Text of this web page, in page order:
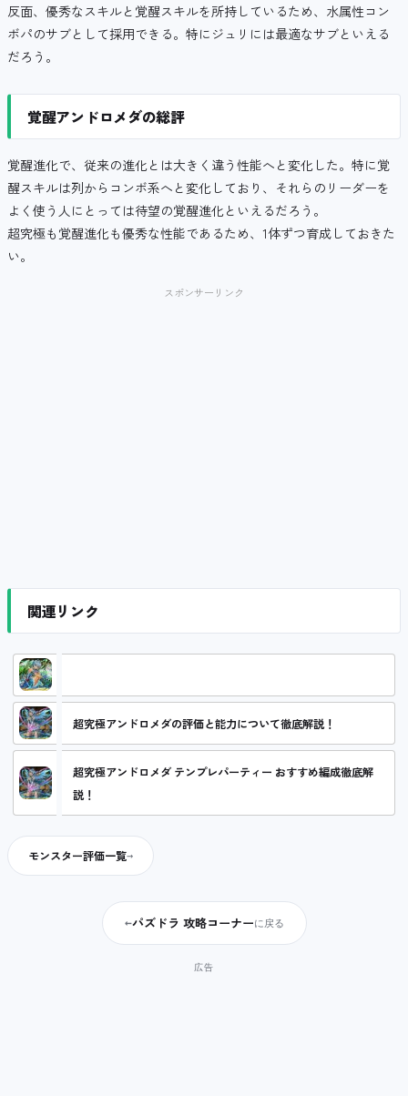
反面、優秀なスキルと覚醒スキルを所持しているため、水属性コン
ボパのサブとして採用できる。特にジュリには最適なサブといえる
だろう。
覚醒アンドロメダの総評
覚醒進化で、従来の進化とは大きく違う性能へと変化した。特に覚
醒スキルは列からコンボ系へと変化しており、それらのリーダーを
よく使う人にとっては待望の覚醒進化といえるだろう。
超究極も覚醒進化も優秀な性能であるため、1体ずつ育成しておきた
い。
スポンサーリンク
関連リンク
超究極アンドロメダの評価と能力について徹底解説！
超究極アンドロメダ テンプレパーティー おすすめ編成徹底解
説！
モンスター評価一覧
←パズドラ 攻略コーナーに戻る